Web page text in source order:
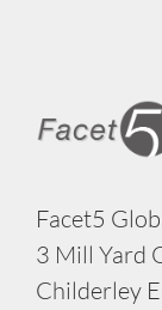
Facet5
3 Mill Yard
Childerley